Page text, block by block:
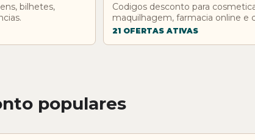
bilhetes,
Codigos desconto para
maquilhagem, farmacia online e
pessoal.
21 OFERTAS ATIVAS
populares